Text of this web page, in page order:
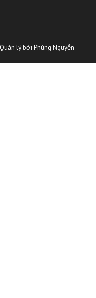
Quản lý bởi Phùng Nguyễn